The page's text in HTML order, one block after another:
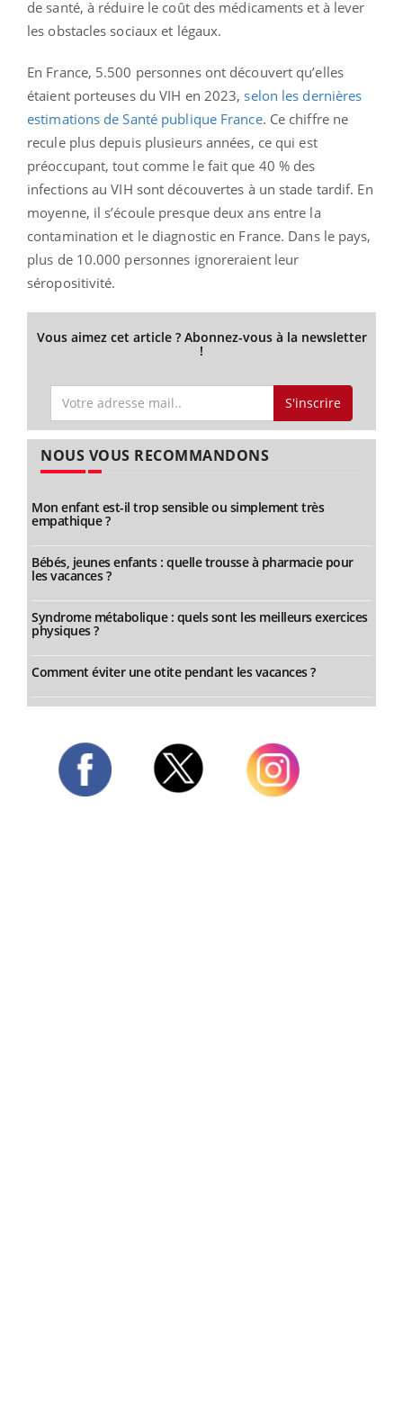
de santé, à réduire le coût des médicaments et à lever
les obstacles sociaux et légaux.
En France, 5.500 personnes ont découvert qu’elles
étaient porteuses du VIH en 2023, selon les dernières
estimations de Santé publique France. Ce chiffre ne
recule plus depuis plusieurs années, ce qui est
préoccupant, tout comme le fait que 40 % des
infections au VIH sont découvertes à un stade tardif. En
moyenne, il s’écoule presque deux ans entre la
contamination et le diagnostic en France. Dans le pays,
plus de 10.000 personnes ignoreraient leur
séropositivité.
Vous aimez cet article ? Abonnez-vous à la newsletter
!
S'inscrire
NOUS VOUS RECOMMANDONS
Mon enfant est-il trop sensible ou simplement très
empathique ?
Bébés, jeunes enfants : quelle trousse à pharmacie pour
les vacances ?
Syndrome métabolique : quels sont les meilleurs exercices
physiques ?
Comment éviter une otite pendant les vacances ?